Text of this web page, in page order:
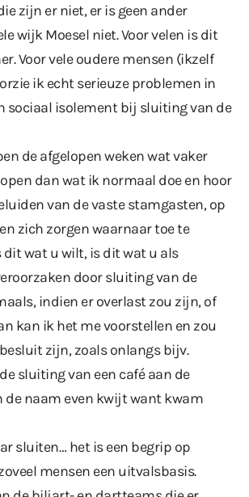
zijn er niet, er is geen ander
wijk Moesel niet. Voor velen is dit
Voor vele oudere mensen (ikzelf
ik echt serieuze problemen in
sociaal isolement bij sluiting van de
de afgelopen weken wat vaker
dan wat ik normaal doe en hoor
van de vaste stamgasten, op
zich zorgen waarnaar toe te
dit wat u wilt, is dit wat u als
door sluiting van de
indien er overlast zou zijn, of
kan ik het me voorstellen en zou
zijn, zoals onlangs bijv.
sluiting van een café aan de
de naam even kwijt want kwam
sluiten… het is een begrip op
mensen een uitvalsbasis.